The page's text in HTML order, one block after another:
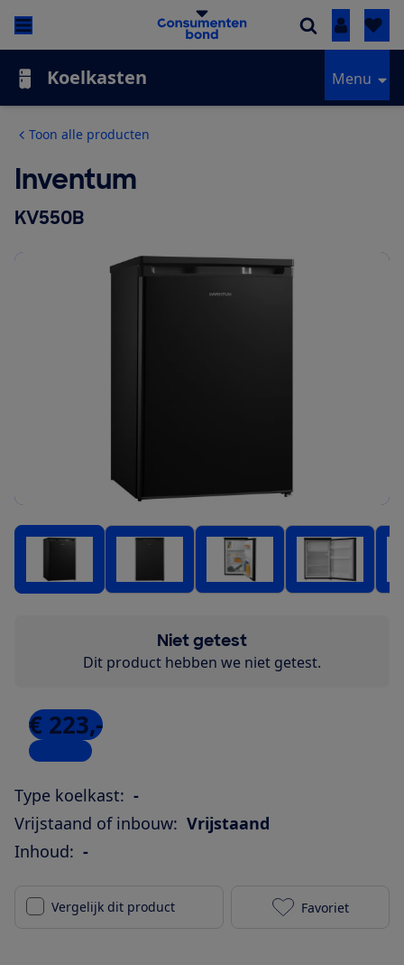
Inloggen
Koelkasten Menu
Toon alle producten
Inventum
KV550B
Niet getest
Dit product hebben we niet getest.
€ 223,-
5 winkels
Type koelkast: -
Vrijstaand of inbouw: Vrijstaand
Inhoud: -
Vergelijk dit product Inventum
Favoriet